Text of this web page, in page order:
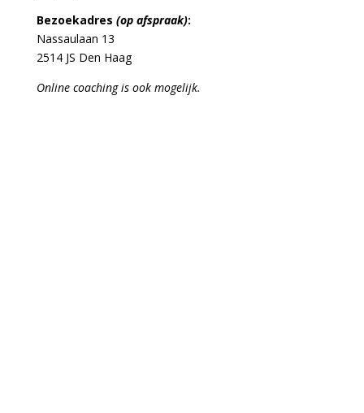
Bezoekadres (op afspraak):
Nassaulaan 13
2514 JS Den Haag
Online coaching is ook mogelijk.